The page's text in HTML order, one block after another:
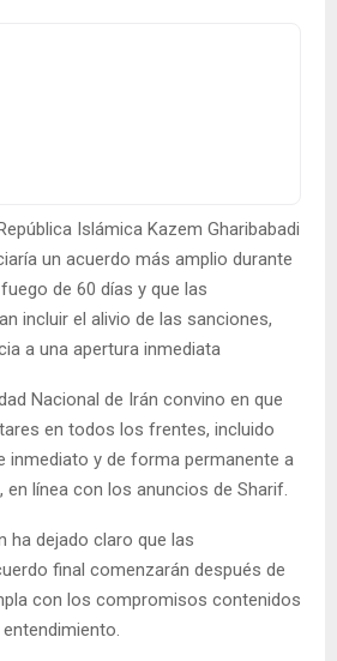
Islámica Kazem Gharibabadi
un acuerdo más amplio durante
de 60 días y que las
incluir el alivio de las sanciones,
a una apertura inmediata
Nacional de Irán convino en que
en todos los frentes, incluido
inmediato y de forma permanente a
en línea con los anuncios de Sharif.
ha dejado claro que las
final comenzarán después de
con los compromisos contenidos